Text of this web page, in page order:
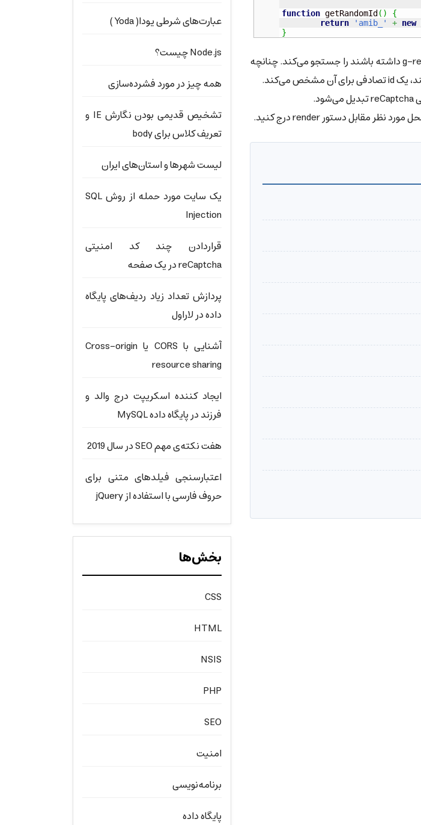
function getRandomId ( )
{
return
'amib_' + new
}
قطعه کد بالا، با استفاده از کتابخانه‌ی jQuery تمامی عنصرهای div که کلاس g-recaptcha داشته باشند را جستجو می‌کند. چنانچه
عبارت‌های شرطی یودا( Yoda )
Node.js چیست؟
همه چیز در مورد فشرده‌سازی
تشخیص قدیمی بودن نگارش IE و
تعریف کلاس برای body
لیست شهرها و استان‌های ایران
یک سایت مورد حمله از روش SQL
Injection
قراردادن چند کد امنیتی
reCaptcha در یک صفحه
پردازش تعداد زیاد ردیف‌های پایگاه
داده در لاراول
آشنایی با CORS یا Cross-origin
resource sharing
ایجاد کننده اسکریپت درج والد و
فرزند در پایگاه داده MySQL
هفت نکته‌ی مهم SEO در سال 2019
اعتبارسنجی فیلدهای متنی برای
حروف فارسی با استفاده از jQuery
بخش‌ها
CSS
HTML
NSIS
PHP
SEO
امنیت
برنامه‌نویسی
پایگاه داده